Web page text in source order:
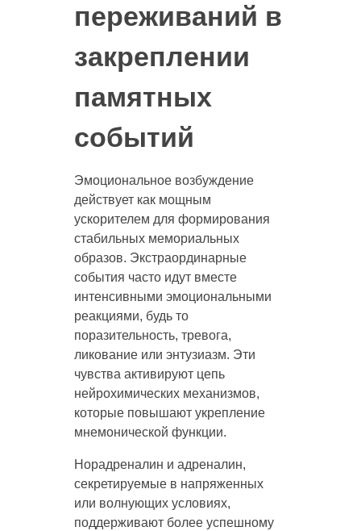
переживаний в
закреплении
памятных
событий
Эмоциональное возбуждение
действует как мощным
ускорителем для формирования
стабильных мемориальных
образов. Экстраординарные
события часто идут вместе
интенсивными эмоциональными
реакциями, будь то
поразительность, тревога,
ликование или энтузиазм. Эти
чувства активируют цепь
нейрохимических механизмов,
которые повышают укрепление
мнемонической функции.
Норадреналин и адреналин,
секретируемые в напряженных
или волнующих условиях,
поддерживают более успешному